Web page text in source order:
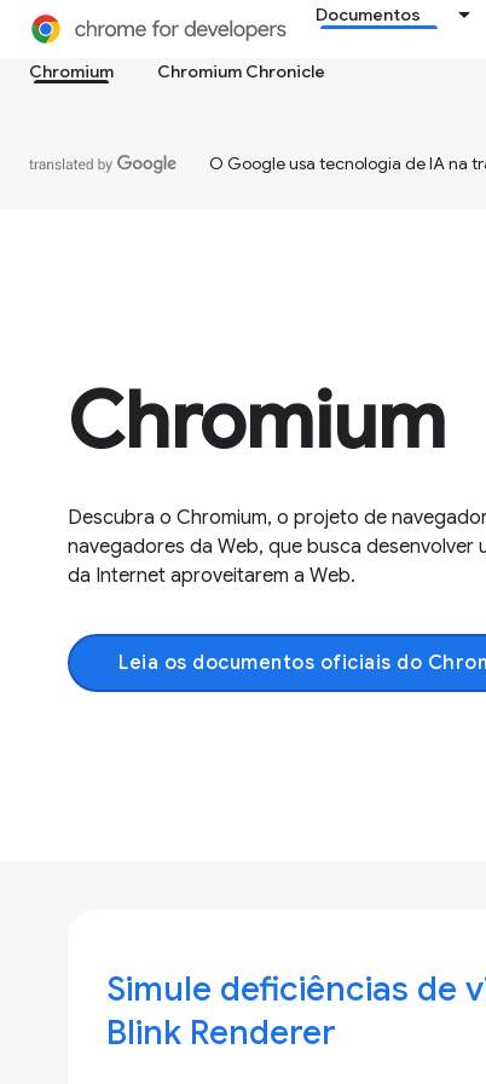
Documentos
Chromium Chromium Chronicle
O Google usa tecnologia de IA na
Chromium
Descubra o Chromium, o projeto de
navegadores da Web, que busca desenvolver
da Internet aproveitarem a Web.
Leia os documentos oficiais do
Simule deficiências de
Blink Renderer